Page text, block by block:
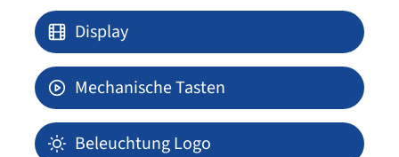
Display
Mechanische Tasten
Beleuchtung Logo